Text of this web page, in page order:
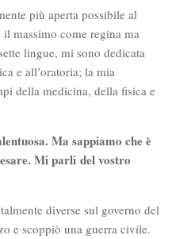
più aperta possibile al
massimo come regina ma
lingue, mi sono dedicata
e all’oratoria; la mia
della medicina, della fisica e
Ma sappiamo che è
Mi parli del vostro
diverse sul governo del
e scoppiò una guerra civile.